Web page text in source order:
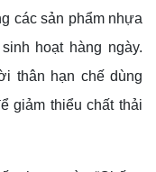
các sản phẩm nhựa
hoạt hàng ngày.
thân hạn chế dùng
giảm thiểu chất thải